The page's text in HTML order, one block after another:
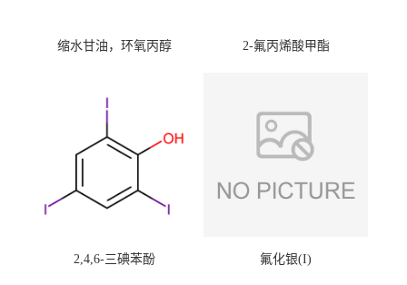
缩水甘油，环氧丙醇 2-氟丙烯酸甲酯
2,4,6-三碘苯酚 氟化银(I)